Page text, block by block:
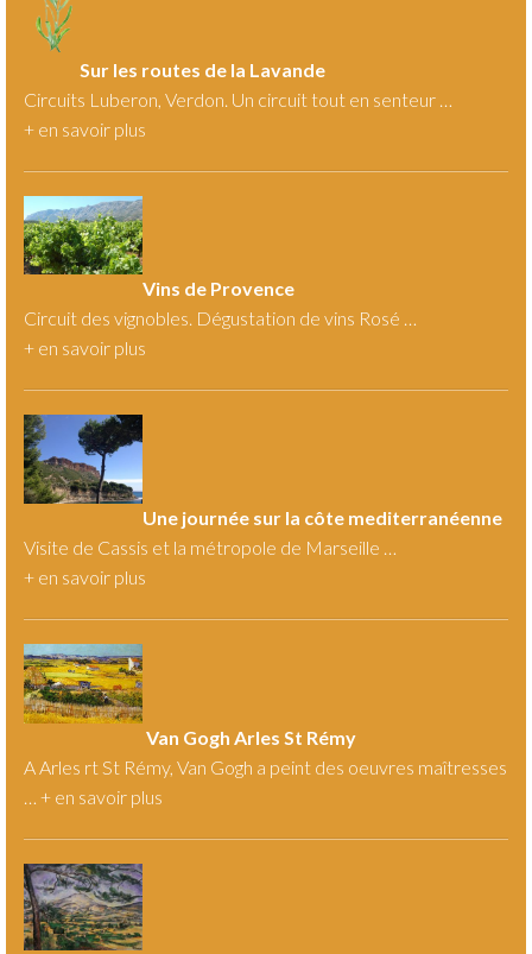
Sur les routes de la Lavande
Circuits Luberon, Verdon. Un circuit tout en senteur …
+ en savoir plus
Vins de Provence
Circuit des vignobles. Dégustation de vins Rosé …
+ en savoir plus
Une journée sur la côte mediterranéenne
Visite de Cassis et la métropole de Marseille …
+ en savoir plus
Van Gogh Arles St Rémy
A Arles rt St Rémy, Van Gogh a peint des oeuvres maîtresses
… + en savoir plus